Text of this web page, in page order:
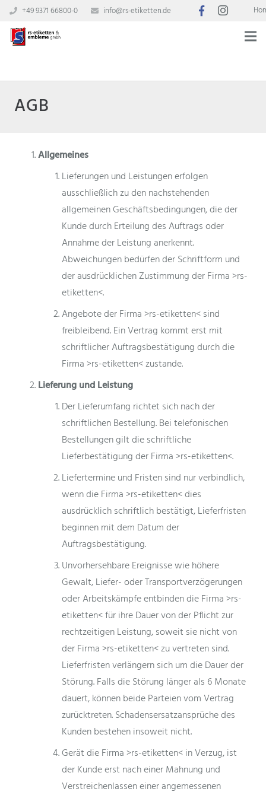
+49 9371 66800-0 info@rs-etiketten.de
AGB
Allgemeines
Lieferungen und Leistungen erfolgen
ausschließlich zu den nachstehenden
allgemeinen Geschäftsbedingungen, die der
Kunde durch Erteilung des Auftrags oder
Annahme der Leistung anerkennt.
Abweichungen bedürfen der Schriftform und
der ausdrücklichen Zustimmung der Firma >rs-
etiketten<.
Angebote der Firma >rs-etiketten< sind
freibleibend. Ein Vertrag kommt erst mit
schriftlicher Auftragsbestätigung durch die
Firma >rs-etiketten< zustande.
Lieferung und Leistung
Der Lieferumfang richtet sich nach der
schriftlichen Bestellung. Bei telefonischen
Bestellungen gilt die schriftliche
Lieferbestätigung der Firma >rs-etiketten<.
Liefertermine und Fristen sind nur verbindlich,
wenn die Firma >rs-etiketten< dies
ausdrücklich schriftlich bestätigt, Lieferfristen
beginnen mit dem Datum der
Auftragsbestätigung.
Unvorhersehbare Ereignisse wie höhere
Gewalt, Liefer- oder Transportverzögerungen
oder Arbeitskämpfe entbinden die Firma >rs-
etiketten< für ihre Dauer von der Pflicht zur
rechtzeitigen Leistung, soweit sie nicht von
der Firma >rs-etiketten< zu vertreten sind.
Lieferfristen verlängern sich um die Dauer der
Störung. Falls die Störung länger als 6 Monate
dauert, können beide Parteien vom Vertrag
zurücktreten. Schadensersatzansprüche des
Kunden bestehen insoweit nicht.
Gerät die Firma >rs-etiketten< in Verzug, ist
der Kunde erst nach einer Mahnung und
Verstreichenlassen einer angemessenen